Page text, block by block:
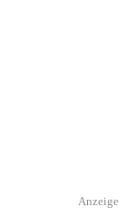
Anzeige